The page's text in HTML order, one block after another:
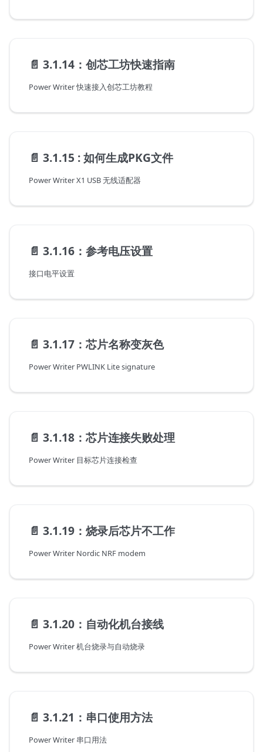
📄️ 3.1.14：创芯工坊快速指南
Power Writer 快速接入创芯工坊教程
📄️ 3.1.15 : 如何生成PKG文件
Power Writer X1 USB 无线适配器
📄️ 3.1.16：参考电压设置
接口电平设置
📄️ 3.1.17：芯片名称变灰色
Power Writer PWLINK Lite signature
📄️ 3.1.18：芯片连接失败处理
Power Writer 目标芯片连接检查
📄️ 3.1.19：烧录后芯片不工作
Power Writer Nordic NRF modem
📄️ 3.1.20：自动化机台接线
Power Writer 机台烧录与自动烧录
📄️ 3.1.21：串口使用方法
Power Writer 串口用法